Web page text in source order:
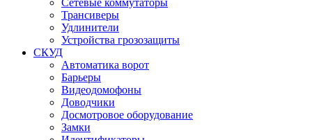
Сетевые коммутаторы
Трансиверы
Удлинители
Устройства грозозащиты
СКУД
Автоматика ворот
Барьеры
Видеодомофоны
Доводчики
Досмотровое оборудование
Замки